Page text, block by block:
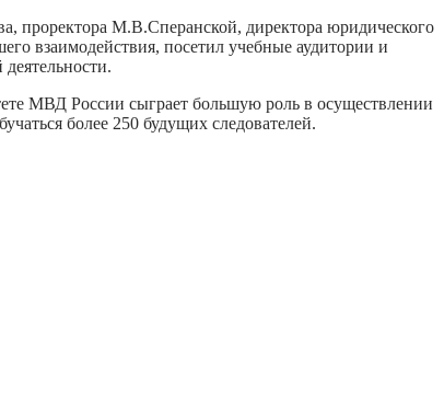
проректора М.В.Сперанской, директора юридического
взаимодействия, посетил учебные аудитории и
МВД России сыграет большую роль в осуществлении
более 250 будущих следователей.